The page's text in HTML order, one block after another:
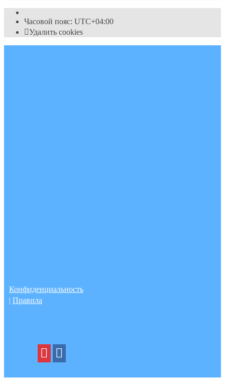
Часовой пояс: UTC+04:00
Удалить cookies
Конфиденциальность
| Правила